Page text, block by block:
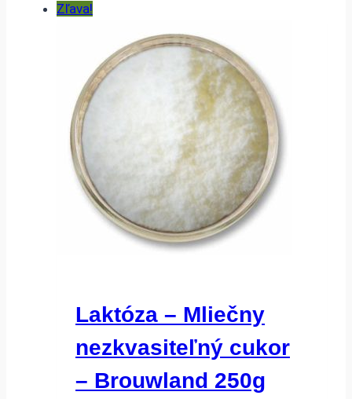
Zľava!
Laktóza – Mliečny
nezkvasiteľný cukor
– Brouwland 250g